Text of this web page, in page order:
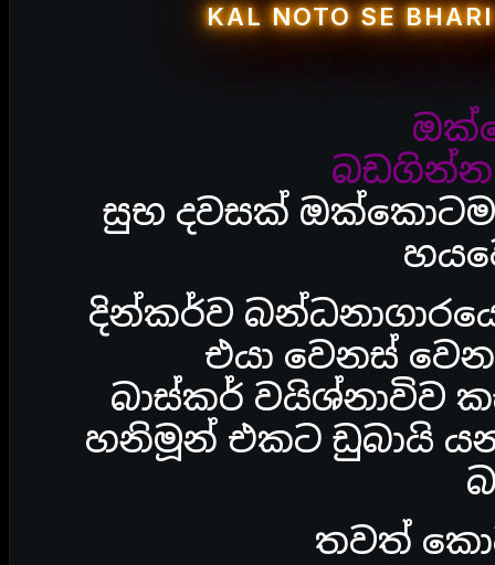
KAL NOTO SE
බඩගින්න
සුභ දවසක්
දින්කර්ව
එයා වෙනස්
බාස්කර් වයිශ්නාවිව
හනිමූන් එකට ඩුබායි
තවත්